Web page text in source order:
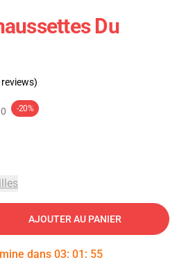
Du
-20%
AJOUTER AU PANIER
dans 03: 01 : 54